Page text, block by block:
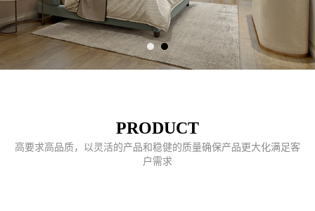
PRODUCT
高要求高品质，以灵活的产品和稳健的质量确保产品更大化满足客
户需求